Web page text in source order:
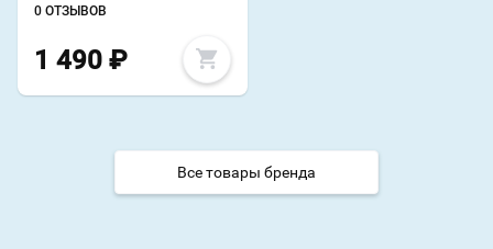
0 ОТЗЫВОВ
1 490 ₽
Все товары бренда